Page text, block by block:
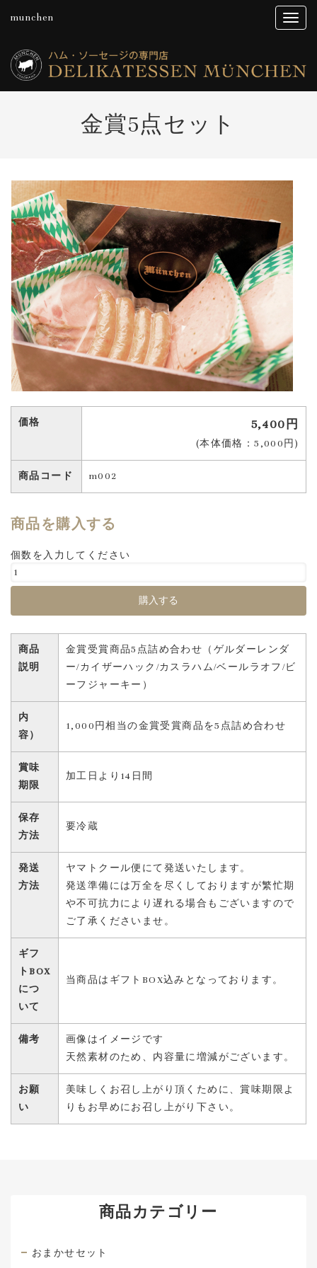
munchen
金賞5点セット
価格 5,400円
(本体価格：5,000円)
商品コード m002
商品を購入する
個数を入力してください
商品
説明
金賞受賞商品5点詰め合わせ（ゲルダーレンダ
ー/カイザーハック/カスラハム/ベールラオフ/ビ
ーフジャーキー）
内
容）
1,000円相当の金賞受賞商品を5点詰め合わせ
賞味
期限
加工日より14日間
保存
方法
要冷蔵
発送
方法
ヤマトクール便にて発送いたします。
発送準備には万全を尽くしておりますが繁忙期
や不可抗力により遅れる場合もございますので
ご了承くださいませ。
ギフ
トBOX
につ
いて
当商品はギフトBOX込みとなっております。
備考
画像はイメージです
天然素材のため、内容量に増減がございます。
お願
い
美味しくお召し上がり頂くために、賞味期限よ
りもお早めにお召し上がり下さい。
商品カテゴリー
おまかせセット